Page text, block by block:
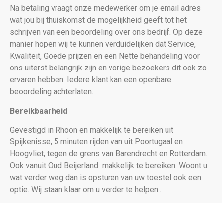
Na betaling vraagt onze medewerker om je email adres
wat jou bij thuiskomst de mogelijkheid geeft tot het
schrijven van een beoordeling over ons bedrijf. Op deze
manier hopen wij te kunnen verduidelijken dat Service,
Kwaliteit, Goede prijzen en een Nette behandeling voor
ons uiterst belangrijk zijn en vorige bezoekers dit ook zo
ervaren hebben. Iedere klant kan een openbare
beoordeling achterlaten.
Bereikbaarheid
Gevestigd in Rhoon en makkelijk te bereiken uit
Spijkenisse, 5 minuten rijden van uit Poortugaal en
Hoogvliet, tegen de grens van Barendrecht en Rotterdam.
Ook vanuit Oud Beijerland makkelijk te bereiken. Woont u
wat verder weg dan is opsturen van uw toestel ook een
optie. Wij staan klaar om u verder te helpen..